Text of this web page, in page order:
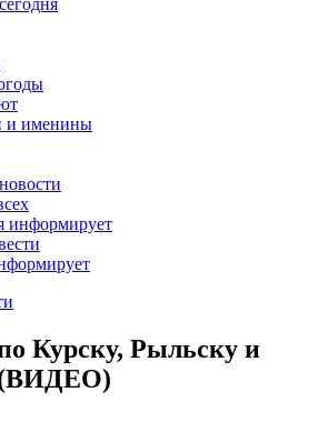
и именины
информирует
Курску, Рыльску и